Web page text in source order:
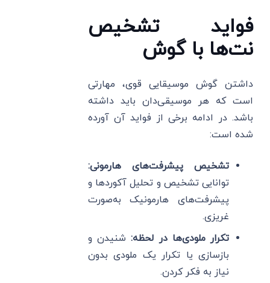
فواید تشخیص
نت‌ها با گوش
داشتن گوش موسیقایی قوی، مهارتی
است که هر موسیقی‌دان باید داشته
باشد. در ادامه برخی از فواید آن آورده
شده است:
تشخیص پیشرفت‌های هارمونی:
توانایی تشخیص و تحلیل آکوردها و
پیشرفت‌های هارمونیک به‌صورت
غریزی.
تکرار ملودی‌ها در لحظه:شنیدن و
بازسازی یا تکرار یک ملودی بدون
نیاز به فکر کردن.